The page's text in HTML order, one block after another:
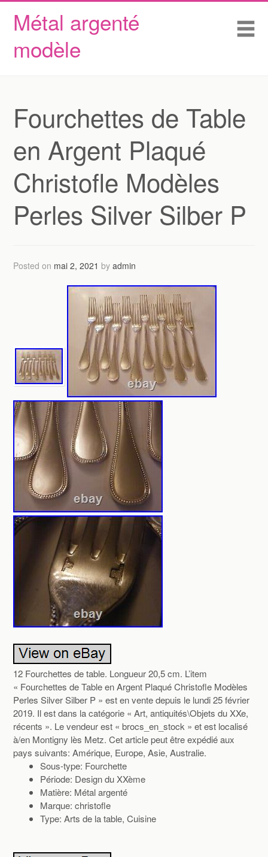
Métal argenté
modèle
Skip to content
Accueil
Conditions d’utilisation
Fourchettes de Table
en Argent Plaqué
Christofle Modèles
Perles Silver Silber P
Posted on mai 2, 2021 byadmin
12 Fourchettes de table. Longueur 20,5 cm. L’item
« Fourchettes de Table en Argent Plaqué Christofle Modèles
Perles Silver Silber P » est en vente depuis le lundi 25 février
2019. Il est dans la catégorie « Art, antiquités\Objets du XXe,
récents ». Le vendeur est « brocs_en_stock » et est localisé
à/en Montigny lès Metz. Cet article peut être expédié aux
pays suivants: Amérique, Europe, Asie, Australie.
Sous-type: Fourchette
Période: Design du XXème
Matière: Métal argenté
Marque: christofle
Type: Arts de la table, Cuisine